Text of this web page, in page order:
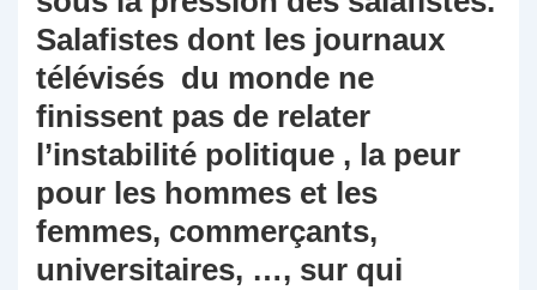
Salafistes dont les journaux
télévisés du monde ne
finissent pas de relater
l’instabilité politique , la peur
pour les hommes et les
femmes, commerçants,
universitaires, …, sur qui